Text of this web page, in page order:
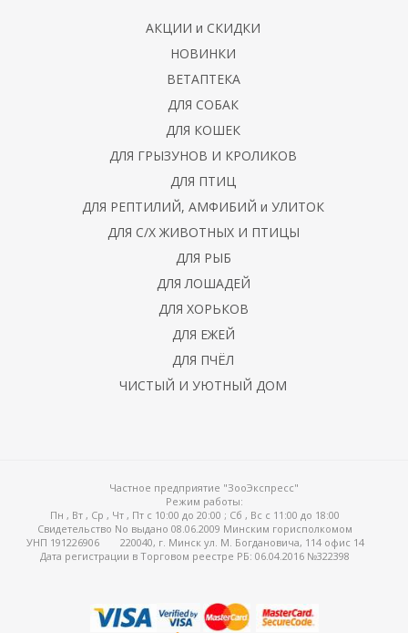
АКЦИИ и СКИДКИ
НОВИНКИ
ВЕТАПТЕКА
ДЛЯ СОБАК
ДЛЯ КОШЕК
ДЛЯ ГРЫЗУНОВ И КРОЛИКОВ
ДЛЯ ПТИЦ
ДЛЯ РЕПТИЛИЙ, АМФИБИЙ и УЛИТОК
ДЛЯ С/Х ЖИВОТНЫХ И ПТИЦЫ
ДЛЯ РЫБ
ДЛЯ ЛОШАДЕЙ
ДЛЯ ХОРЬКОВ
ДЛЯ ЕЖЕЙ
ДЛЯ ПЧЁЛ
ЧИСТЫЙ И УЮТНЫЙ ДОМ
Частное предприятие "ЗооЭкспресс"
Режим работы:
Пн , Вт , Ср , Чт , Пт c 10:00 до 20:00 ; Сб , Вс c 11:00 до 18:00
Свидетельство No выдано 08.06.2009 Минским горисполкомом
УНП 191226906
220040, г. Минск ул. М. Богдановича, 114 офис 14
Дата регистрации в Торговом реестре РБ: 06.04.2016 №322398